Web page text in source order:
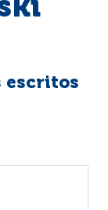
escritos